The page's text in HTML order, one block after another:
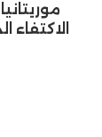
الاكتفاء